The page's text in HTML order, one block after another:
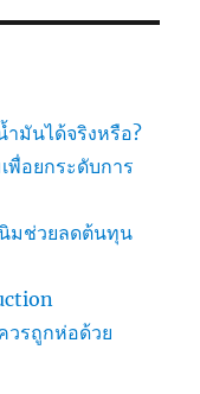
มันได้จริงหรือ?
พื่อยกระดับการ
มช่วยลดต้นทุน
วรถูกห่อด้วย